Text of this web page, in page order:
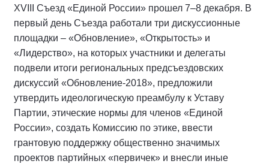
XVIII Съезд «Единой России» прошел 7–8 декабря. В
первый день Съезда работали три дискуссионные
площадки – «Обновление», «Открытость» и
«Лидерство», на которых участники и делегаты
подвели итоги региональных предсъездовских
дискуссий «Обновление-2018», предложили
утвердить идеологическую преамбулу к Уставу
Партии, этические нормы для членов «Единой
России», создать Комиссию по этике, ввести
грантовую поддержку общественно значимых
проектов партийных «первичек» и внесли иные